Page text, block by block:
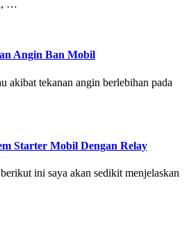
…
Angin Ban Mobil
akibat tekanan angin berlebihan pada
Starter Mobil Dengan Relay
ini saya akan sedikit menjelaskan